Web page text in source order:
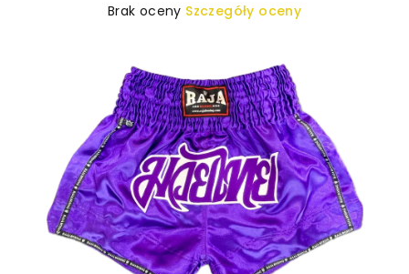
Średnia
wynosi
0,0
na
5
gwiazdek.
Brak oceny Szczegóły oceny